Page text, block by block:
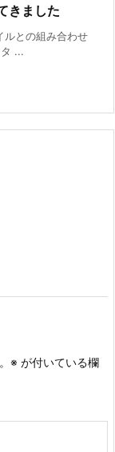
きました
ルとの組み合わせ
...
※ が付いている欄